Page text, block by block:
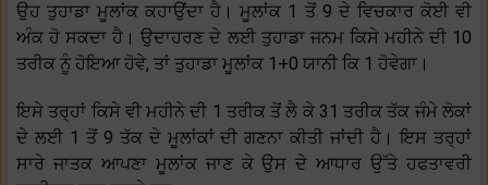
ਉਹ ਤੁਹਾਡਾ ਮੂਲਾਂਕ ਕਹਾਉਂਦਾ ਹੈ। ਮੂਲਾਂਕ 1 ਤੋਂ 9 ਦੇ ਵਿਚਕਾਰ ਕੋਈ ਵੀ
ਅੰਕ ਹੋ ਸਕਦਾ ਹੈ। ਉਦਾਹਰਣ ਦੇ ਲਈ ਤੁਹਾਡਾ ਜਨਮ ਕਿਸੇ ਮਹੀਨੇ ਦੀ 10
ਤਰੀਕ ਨੂੰ ਹੋਇਆ ਹੋਵੇ, ਤਾਂ ਤੁਹਾਡਾ ਮੂਲਾਂਕ 1+0 ਯਾਨੀ ਕਿ 1 ਹੋਵੇਗਾ।
ਇਸੇ ਤਰ੍ਹਾਂ ਕਿਸੇ ਵੀ ਮਹੀਨੇ ਦੀ 1 ਤਰੀਕ ਤੋਂ ਲੈ ਕੇ 31 ਤਰੀਕ ਤੱਕ ਜੰਮੇ ਲੋਕਾਂ
ਦੇ ਲਈ 1 ਤੋਂ 9 ਤੱਕ ਦੇ ਮੂਲਾਂਕਾਂ ਦੀ ਗਣਨਾ ਕੀਤੀ ਜਾਂਦੀ ਹੈ। ਇਸ ਤਰ੍ਹਾਂ
ਸਾਰੇ ਜਾਤਕ ਆਪਣਾ ਮੂਲਾਂਕ ਜਾਣ ਕੇ ਉਸ ਦੇ ਆਧਾਰ ਉੱਤੇ ਹਫਤਾਵਰੀ